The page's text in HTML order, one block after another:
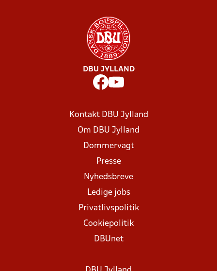
DBU JYLLAND
Kontakt DBU Jylland
Om DBU Jylland
Dommervagt
Presse
Nyhedsbreve
Ledige jobs
Privatlivspolitik
Cookiepolitik
DBUnet